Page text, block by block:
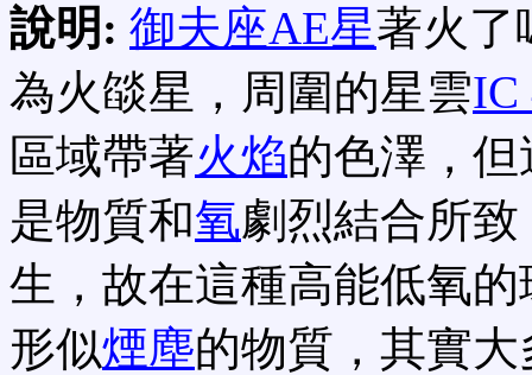
說明: 御夫座AE星著火了
為火燄星，周圍的星雲IC
區域帶著火焰的色澤，
是物質和氧劇烈結合所
生，故在這種高能低氧
形似煙塵的物質，其實